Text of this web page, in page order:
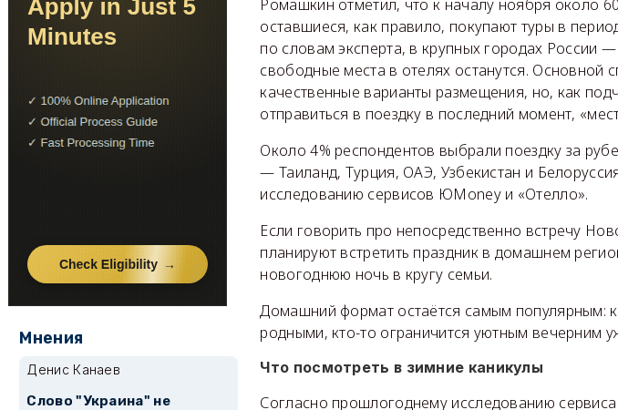
Ромашкин отметил, что к началу ноября около
оставшиеся, как правило, покупают туры в
по словам эксперта, в крупных городах России
свободные места в отелях останутся. Основной
качественные варианты размещения, но, как
отправиться в поездку в последний момент,
Около 4% респондентов выбрали поездку за
— Таиланд, Турция, ОАЭ, Узбекистан и
исследованию сервисов ЮMoney и «Отелло».
Если говорить про непосредственно встречу
планируют встретить праздник в домашнем
новогоднюю ночь в кругу семьи.
Домашний формат остаётся самым популярным:
родными, кто-то ограничится уютным вечерним
Что посмотреть в зимние каникулы
Согласно прошлогоднему исследованию
Мнения
Денис Канаев
Слово "Украина" не